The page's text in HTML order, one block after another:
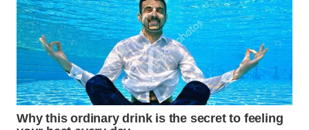
LABUHANBATU
WN
TAPANULI
TENGAH
WN DELI
SERDANG